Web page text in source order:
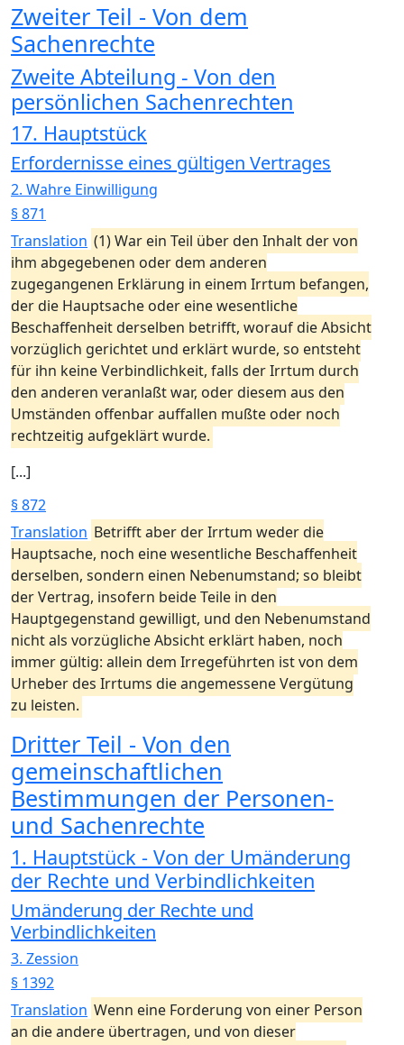
Zweiter Teil - Von dem
Sachenrechte
Zweite Abteilung - Von den
persönlichen Sachenrechten
17. Hauptstück
Erfordernisse eines gültigen Vertrages
2. Wahre Einwilligung
§ 871
Translation (1) War ein Teil über den Inhalt der von
ihm abgegebenen oder dem anderen
zugegangenen Erklärung in einem Irrtum befangen,
der die Hauptsache oder eine wesentliche
Beschaffenheit derselben betrifft, worauf die Absicht
vorzüglich gerichtet und erklärt wurde, so entsteht
für ihn keine Verbindlichkeit, falls der Irrtum durch
den anderen veranlaßt war, oder diesem aus den
Umständen offenbar auffallen mußte oder noch
rechtzeitig aufgeklärt wurde.
[...]
§ 872
Translation Betrifft aber der Irrtum weder die
Hauptsache, noch eine wesentliche Beschaffenheit
derselben, sondern einen Nebenumstand; so bleibt
der Vertrag, insofern beide Teile in den
Hauptgegenstand gewilligt, und den Nebenumstand
nicht als vorzügliche Absicht erklärt haben, noch
immer gültig: allein dem Irregeführten ist von dem
Urheber des Irrtums die angemessene Vergütung
zu leisten.
Dritter Teil - Von den
gemeinschaftlichen
Bestimmungen der Personen-
und Sachenrechte
1. Hauptstück - Von der Umänderung
der Rechte und Verbindlichkeiten
Umänderung der Rechte und
Verbindlichkeiten
3. Zession
§ 1392
Translation Wenn eine Forderung von einer Person
an die andere übertragen, und von dieser